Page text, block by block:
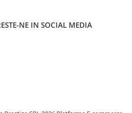
NE IN SOCIAL MEDIA